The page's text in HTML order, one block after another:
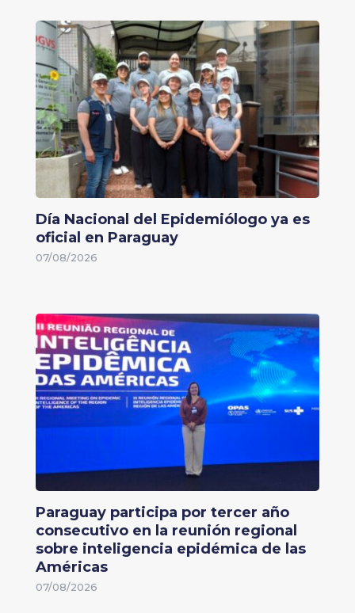
Día Nacional del Epidemiólogo ya es
oficial en Paraguay
07/08/2026
Paraguay participa por tercer año
consecutivo en la reunión regional
sobre inteligencia epidémica de las
Américas
07/08/2026